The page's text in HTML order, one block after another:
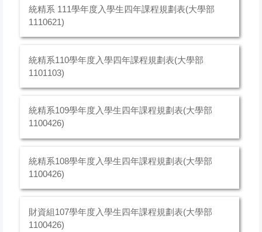
統精系 111學年度入學生四年課程規劃表(大學部
1110621)
統精系110學年度入學四年課程規劃表(大學部
1101103)
統精系109學年度入學生四年課程規劃表(大學部
1100426)
統精系108學年度入學生四年課程規劃表(大學部
1100426)
財資組107學年度入學生四年課程規劃表(大學部
1100426)